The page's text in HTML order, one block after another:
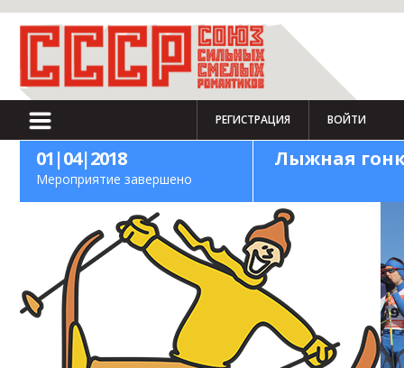
РЕГИСТРАЦИЯ ВОЙТИ
01|04|2018
Мероприятие завершено
Лыжная